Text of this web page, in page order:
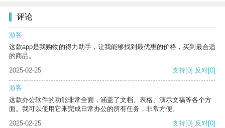
评论
游客
这款app是我购物的得力助手，让我能够找到最优惠的价格，买到最合适
的商品。
2025-02-25
支持[0] 反对[0]
游客
这款办公软件的功能非常全面，涵盖了文档、表格、演示文稿等各个方
面。我可以使用它来完成日常办公的所有任务，非常方便。
2025-02-25
支持[0] 反对[0]